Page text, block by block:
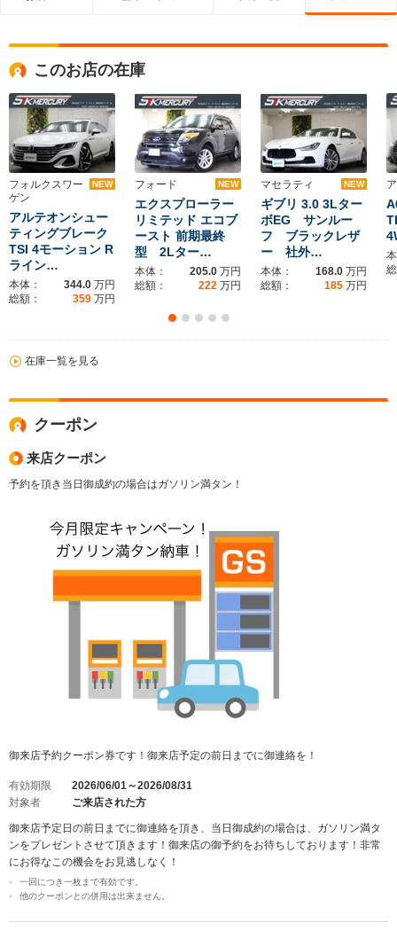
このお店の在庫
フォルクスワー
ゲン
NEW
アルテオンシュー
ティングブレーク
TSI 4モーション R
ライン…
本体： 344.0 万円
総額：
359 万円
フォード NEW
エクスプローラー
リミテッド エコブ
ースト 前期最終
型 2Lター…
本体： 205.0 万円
総額：
222 万円
マセラティ NEW
ギブリ 3.0 3Lター
ボEG サンルー
フ ブラックレザ
ー 社外…
本体： 168.0 万円
総額：
185 万円
在庫一覧を見る
クーポン
来店クーポン
予約を頂き当日御成約の場合はガソリン満タン！
御来店予約クーポン券です！御来店予定の前日までに御連絡を！
有効期限
2026/06/01～2026/08/31
対象者
ご来店された方
御来店予定日の前日までに御連絡を頂き、当日御成約の場合は、ガソリン満タ
ンをプレゼントさせて頂きます！御来店の御予約をお待ちしております！非常
にお得なこの機会をお見逃しなく！
一回につき一枚まで有効です。
他のクーポンとの併用は出来ません。